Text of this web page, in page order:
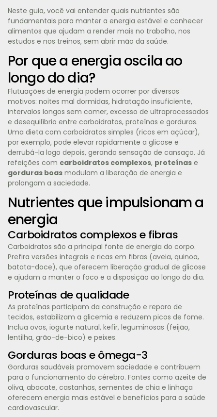
Neste guia, você vai entender quais nutrientes são
fundamentais para manter a energia estável e conhecer
alimentos que ajudam a render mais no trabalho, nos
estudos e nos treinos, sem abrir mão da saúde.
Por que a energia oscila ao
longo do dia?
Flutuações de energia podem ocorrer por diversos
motivos: noites mal dormidas, hidratação insuficiente,
intervalos longos sem comer, excesso de ultraprocessados
e desequilíbrio entre carboidratos, proteínas e gorduras.
Uma dieta com carboidratos simples (ricos em açúcar),
por exemplo, pode elevar rapidamente a glicose e
derrubá-la logo depois, gerando sensação de cansaço. Já
refeições com carboidratos complexos, proteínas e
gorduras boas modulam a liberação de energia e
prolongam a saciedade.
Nutrientes que impulsionam a
energia
Carboidratos complexos e fibras
Carboidratos são a principal fonte de energia do corpo.
Prefira versões integrais e ricas em fibras (aveia, quinoa,
batata-doce), que oferecem liberação gradual de glicose
e ajudam a manter o foco e a disposição ao longo do dia.
Proteínas de qualidade
As proteínas participam da construção e reparo de
tecidos, estabilizam a glicemia e reduzem picos de fome.
Inclua ovos, iogurte natural, kefir, leguminosas (feijão,
lentilha, grão-de-bico) e peixes.
Gorduras boas e ômega-3
Gorduras saudáveis promovem saciedade e contribuem
para o funcionamento do cérebro. Fontes como azeite de
oliva, abacate, castanhas, sementes de chia e linhaça
oferecem energia mais estável e benefícios para a saúde
cardiovascular.